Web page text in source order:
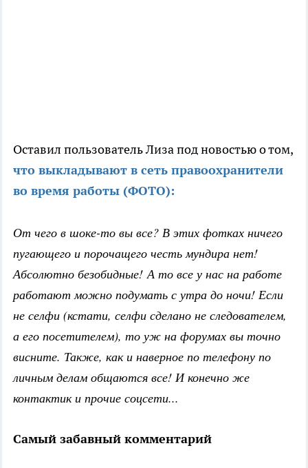
Оставил пользователь Лиза под новостью о том,
что выкладывают в сеть правоохранители
во время работы (ФОТО):
От чего в шоке-то вы все? В этих фотках ничего
пугающего и порочащего честь мундира нет!
Абсолютно безобидные! А то все у нас на работе
работают можно подумать с утра до ночи! Если
не селфи (кстати, селфи сделано не следователем,
а его посетителем), то уж на форумах вы точно
висните. Также, как и наверное по телефону по
личным делам общаются все! И конечно же
контактик и прочие соцсети...
Самый забавный комментарий